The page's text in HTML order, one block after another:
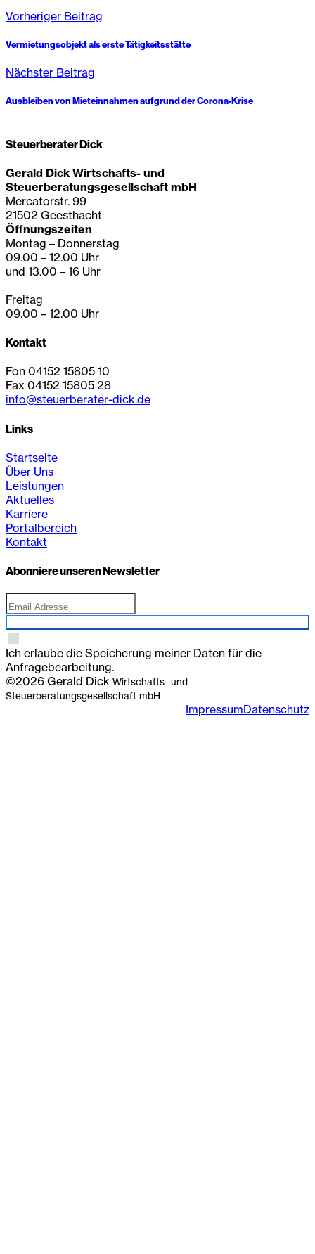
Vorheriger Beitrag
Vermietungsobjekt als erste Tätigkeitsstätte
Nächster Beitrag
Ausbleiben von Mieteinnahmen aufgrund der Corona-Krise
Steuerberater Dick
Gerald Dick Wirtschafts- und
Steuerberatungsgesellschaft mbH
Mercatorstr. 99
21502 Geesthacht
Öffnungszeiten
Montag – Donnerstag
09.00 – 12.00 Uhr
und 13.00 – 16 Uhr
Freitag
09.00 – 12.00 Uhr
Kontakt
Fon 04152 15805 10
Fax 04152 15805 28
info@steuerberater-dick.de
Links
Startseite
Über Uns
Leistungen
Aktuelles
Karriere
Portalbereich
Kontakt
Abonniere unseren Newsletter
Ich erlaube die Speicherung meiner Daten für die
Anfragebearbeitung.
©2026 Gerald Dick Wirtschafts- und
Steuerberatungsgesellschaft mbH
ImpressumDatenschutz